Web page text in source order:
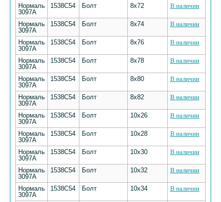
Нормаль
3097А
1538С54 Болт 8х72 В наличии
Нормаль
3097А
1538С54 Болт 8х74 В наличии
Нормаль
3097А
1538С54 Болт 8х76 В наличии
Нормаль
3097А
1538С54 Болт 8х78 В наличии
Нормаль
3097А
1538С54 Болт 8х80 В наличии
Нормаль
3097А
1538С54 Болт 8х82 В наличии
Нормаль
3097А
1538С54 Болт 10х26 В наличии
Нормаль
3097А
1538С54 Болт 10х28 В наличии
Нормаль
3097А
1538С54 Болт 10х30 В наличии
Нормаль
3097А
1538С54 Болт 10х32 В наличии
Нормаль
3097А
1538С54 Болт 10х34 В наличии